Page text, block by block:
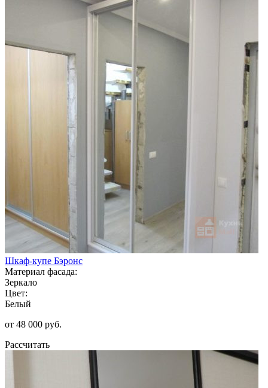
Шкаф-купе Бэронс
Материал фасада:
Зеркало
Цвет:
Белый
от 48 000 руб.
Рассчитать